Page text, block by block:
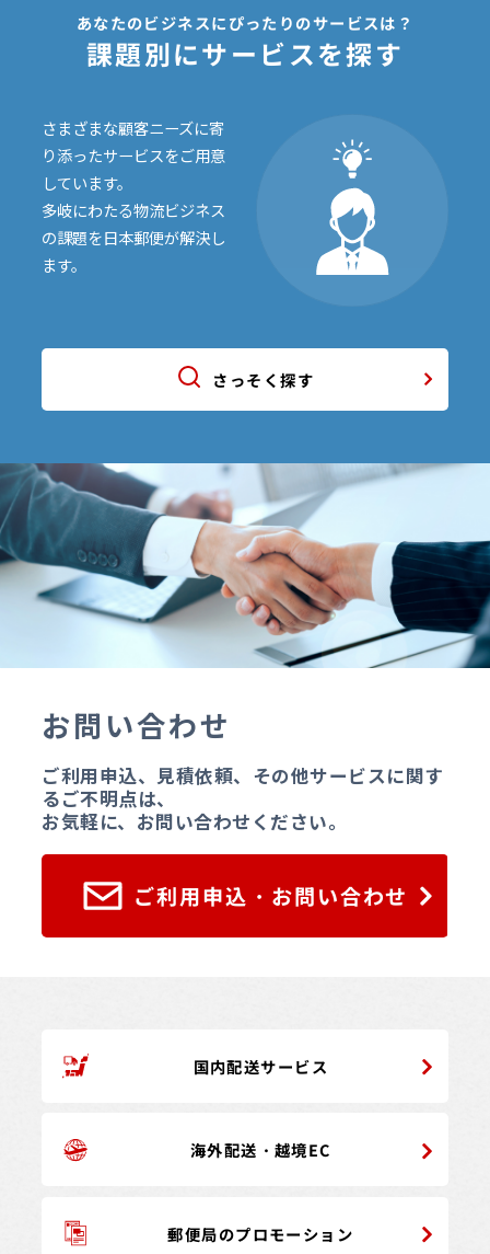
あなたのビジネスにぴったりのサービスは？
課題別にサービスを探す
さまざまな顧客ニーズに寄
り添ったサービスをご用意
しています。
多岐にわたる物流ビジネス
の課題を日本郵便が解決し
ます。
さっそく探す
お問い合わせ
ご利用申込、見積依頼、その他サービスに関す
るご不明点は、
お気軽に、お問い合わせください。
ご利用申込・お問い合わせ
国内配送サービス
海外配送・越境EC
郵便局のプロモーション